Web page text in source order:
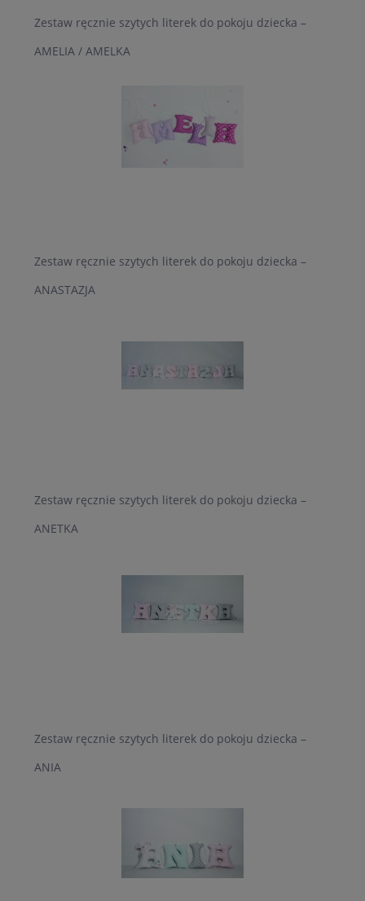
Zestaw ręcznie szytych literek do pokoju dziecka –
AMELIA / AMELKA
Zestaw ręcznie szytych literek do pokoju dziecka –
ANASTAZJA
Zestaw ręcznie szytych literek do pokoju dziecka –
ANETKA
Zestaw ręcznie szytych literek do pokoju dziecka –
ANIA